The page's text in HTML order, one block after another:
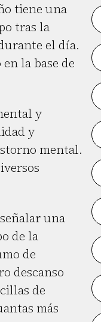
tiene una
tras la
el día.
la base de
y
y
mental.
una
de la
de
descanso
de
más